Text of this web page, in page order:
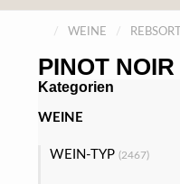
/ WEINE /
PINOT NOIR
Kategorien
WEINE
WEIN-TYP (2467)